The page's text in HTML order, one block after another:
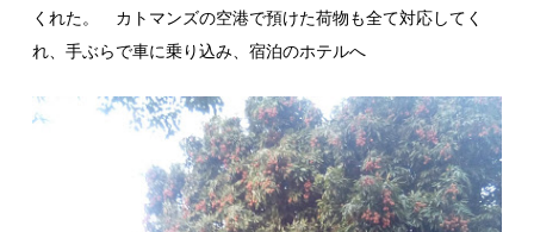
くれた。 カトマンズの空港で預けた荷物も全て対応してく
れ、手ぶらで車に乗り込み、宿泊のホテルへ